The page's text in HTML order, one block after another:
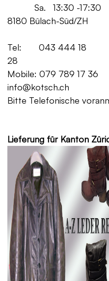
Sa. 13:30 -17:30
8180
Tel: 043 444 18
Mobile: 079 789 17 36
info@kotsch.ch
Bitte Telefonische
Lieferung für Kanton